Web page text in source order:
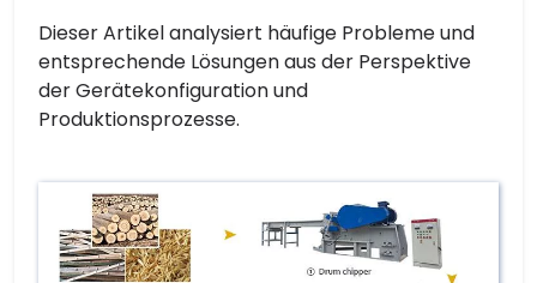
Dieser Artikel analysiert häufige Probleme und
entsprechende Lösungen aus der Perspektive
der Gerätekonfiguration und
Produktionsprozesse.